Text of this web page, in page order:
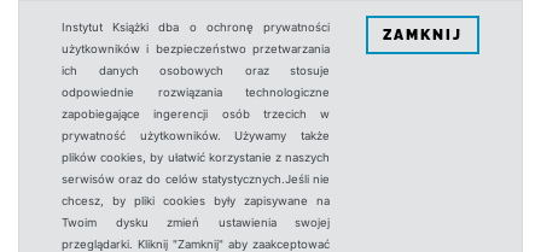
Instytut Książki dba o ochronę prywatności
użytkowników i bezpieczeństwo przetwarzania
ich danych osobowych oraz stosuje
odpowiednie rozwiązania technologiczne
zapobiegające ingerencji osób trzecich w
prywatność użytkowników. Używamy także
plików cookies, by ułatwić korzystanie z naszych
serwisów oraz do celów statystycznych.Jeśli nie
chcesz, by pliki cookies były zapisywane na
Twoim dysku zmień ustawienia swojej
przeglądarki. Kliknij "Zamknij" aby zaakceptować
ZAMKNIJ